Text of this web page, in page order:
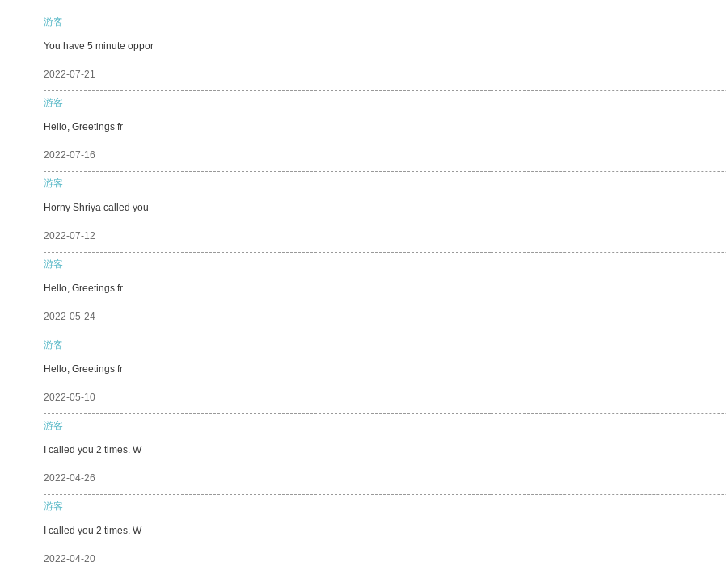
游客
You have 5 minute oppor
2022-07-21
游客
Hello, Greetings fr
2022-07-16
游客
Horny Shriya called you
2022-07-12
游客
Hello, Greetings fr
2022-05-24
游客
Hello, Greetings fr
2022-05-10
游客
I called you 2 times. W
2022-04-26
游客
I called you 2 times. W
2022-04-20